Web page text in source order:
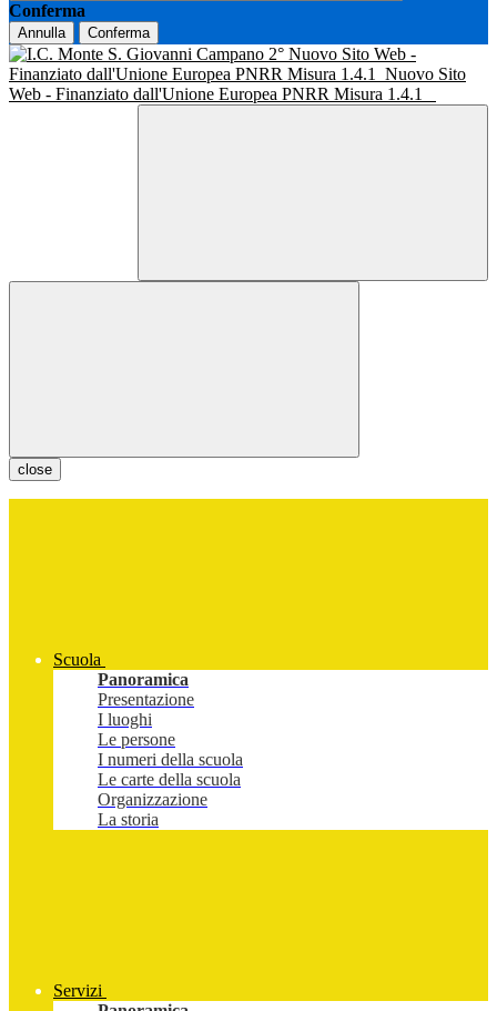
Conferma
Annulla Conferma
Nuovo Sito Web -
Finanziato dall'Unione Europea PNRR Misura 1.4.1
Nuovo Sito
Web - Finanziato dall'Unione Europea PNRR Misura 1.4.1
close
Scuola
Panoramica
Presentazione
I luoghi
Le persone
I numeri della scuola
Le carte della scuola
Organizzazione
La storia
Servizi